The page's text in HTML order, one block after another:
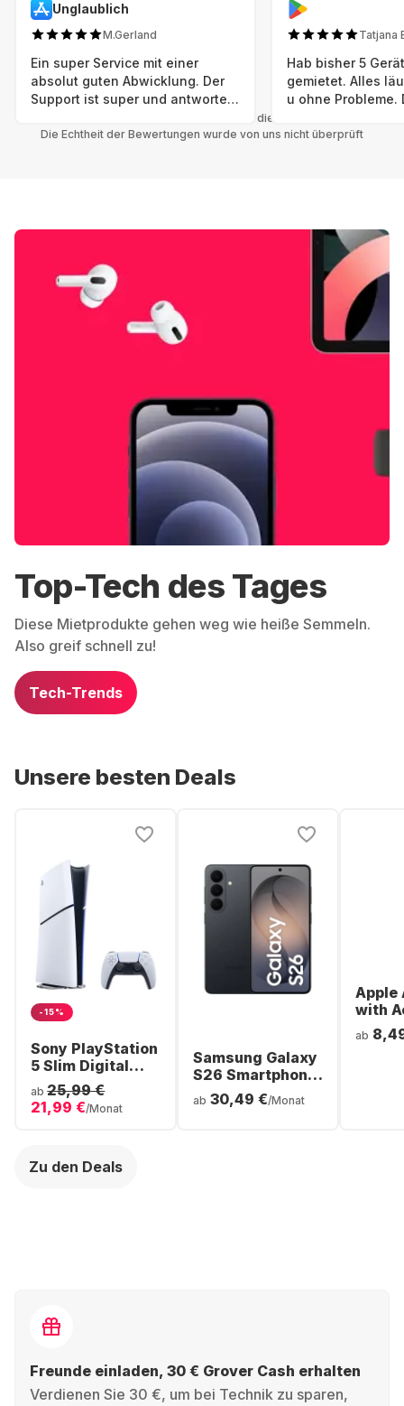
Unglaublich
M.Gerland
Ein super Service mit einer
absolut guten Abwicklung. Der
Support ist super und antworte
Tatjana
Hab bisher 5
gemietet. Alles
u ohne Probleme.
einwandfreien
Nachhaltig u wer
mal wieder ein
hat (Xbox,
Smartphone etc),
Grover nur
Möglichkeit
besteht nach
Alle Bewertungen beziehen sich auf die Grover App.
Die Echtheit der Bewertungen wurde von uns nicht überprüft
Top-Tech des Tages
Diese Mietprodukte gehen weg wie heiße Semmeln.
Also greif schnell zu!
Tech-Trends
Unsere besten Deals
-15%
Sony PlayStation
5 Slim Digital
Console
ab 25,99 €
21,99 €/Monat
Samsung Galaxy
S26 Smartphone
- 256GB - Dual
SIM
ab 30,49 €/Monat
Apple
with
Noise
ab
Zu den Deals
Freunde einladen, 30 € Grover Cash erhalten
Verdienen Sie 30 €, um bei Technik zu sparen,